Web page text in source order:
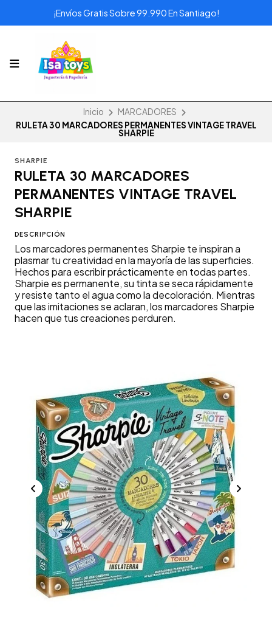
¡Envíos Gratis Sobre 99.990 En Santiago!
Inicio
MARCADORES
RULETA 30 MARCADORES PERMANENTES VINTAGE TRAVEL
SHARPIE
SHARPIE
RULETA 30 MARCADORES
PERMANENTES VINTAGE TRAVEL
SHARPIE
DESCRIPCIÓN
Los marcadores permanentes Sharpie te inspiran a
plasmar tu creatividad en la mayoría de las superficies.
Hechos para escribir prácticamente en todas partes.
Sharpie es permanente, su tinta se seca rápidamente
y resiste tanto el agua como la decoloración. Mientras
que las imitaciones se aclaran, los marcadores Sharpie
hacen que tus creaciones perduren.